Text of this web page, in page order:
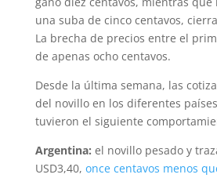
una suba de cinco centavos,
La brecha de precios entre el
de apenas ocho centavos.
Desde la última semana, las
del novillo en los diferentes
tuvieron el siguiente
Argentina: el novillo pesado y
USD3,40, once centavos menos